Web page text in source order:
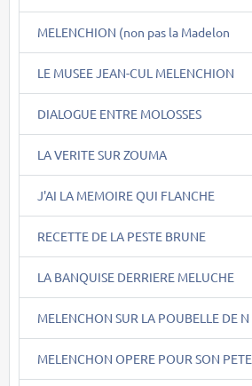
MELENCHION (non pas la Madelon
LE MUSEE JEAN-CUL MELENCHION
DIALOGUE ENTRE MOLOSSES
LA VERITE SUR ZOUMA
J'AI LA MEMOIRE QUI FLANCHE
RECETTE DE LA PESTE BRUNE
LA BANQUISE DERRIERE MELUCHE
MELENCHON SUR LA POUBELLE DE N
MELENCHON OPERE POUR SON PETE